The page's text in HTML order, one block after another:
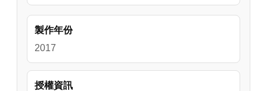
製作年份
2017
授權資訊